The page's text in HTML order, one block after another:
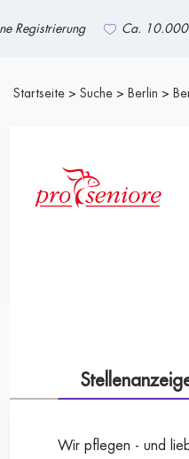
Registrierung Ca. 10.000
Startseite Suche Berlin
Wir pflegen - und